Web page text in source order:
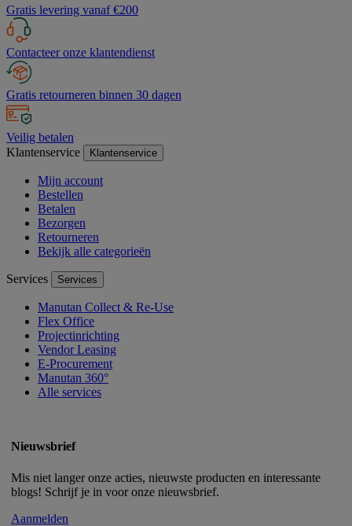
Gratis levering vanaf €200
Contacteer onze klantendienst
Gratis retourneren binnen 30 dagen
Veilig betalen
Klantenservice
Klantenservice
Mijn account
Bestellen
Betalen
Bezorgen
Retourneren
Bekijk alle categorieën
Services Services
Manutan Collect & Re-Use
Flex Office
Projectinrichting
Vendor Leasing
E-Procurement
Manutan 360°
Alle services
Nieuwsbrief
Mis niet langer onze acties, nieuwste producten en interessante
blogs! Schrijf je in voor onze nieuwsbrief.
Aanmelden